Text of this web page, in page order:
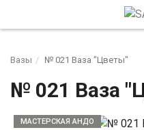
Вазы № 021 Ваза "Цветы"
№ 021 Ваза
МАСТЕРСКАЯ АНДО